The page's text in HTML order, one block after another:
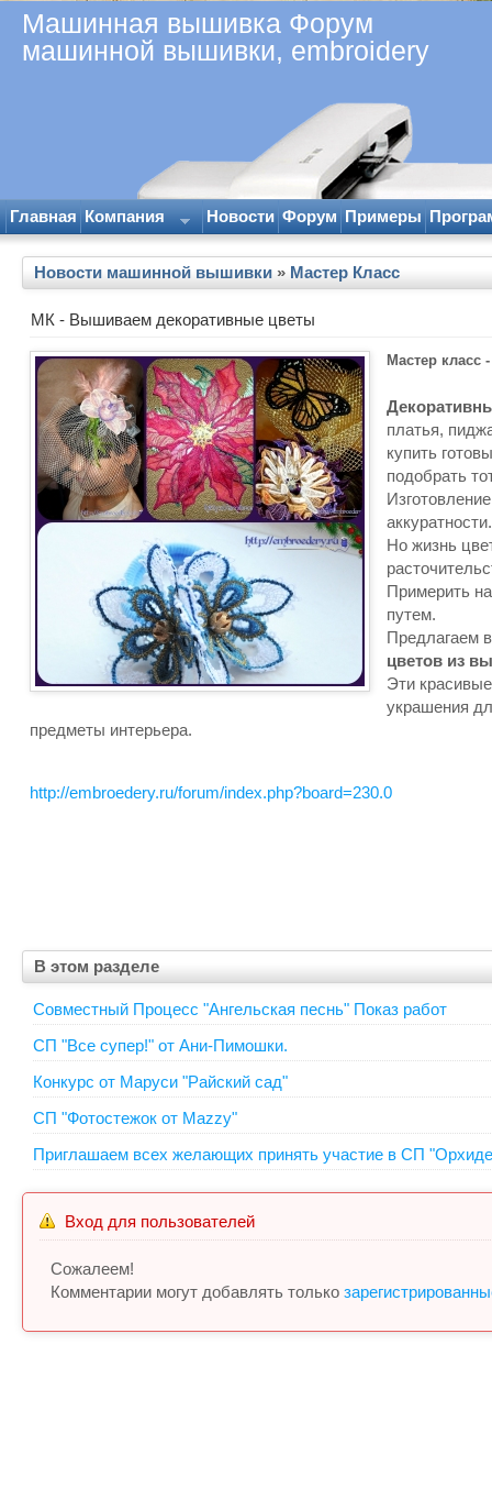
Машинная вышивка Форум
машинной вышивки, embroidery
Главная Компания Новости Форум Примеры
Новости машинной вышивки » Мастер Класс
МК - Вышиваем декоративные цветы
Мастер
платья,
купить
подобрать
аккуратности.
Но жизнь
Примерить
путем.
Предлагаем
цветов из
Эти
украшения
предметы интерьера.
http://embroedery.ru/forum/index.php?board=230.0
В этом разделе
Совместный Процесс "Ангельская песнь" Показ работ
СП "Все супер!" от Ани-Пимошки.
Конкурс от Маруси "Райский сад"
СП "Фотостежок от Mazzy"
Приглашаем всех желающих принять участие в СП
Вход для пользователей
Сожалеем!
Комментарии могут добавлять только